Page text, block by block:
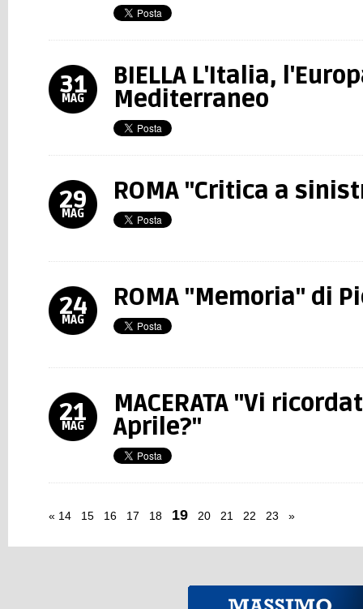
31
MAG
BIELLA L'Italia,
Mediterraneo
29
MAG
ROMA "Critica a
24
MAG
ROMA "Memoria" di
21
MAG
MACERATA "Vi
Aprile?"
« 14 15 16 17 18 19 20 21 22 23 »